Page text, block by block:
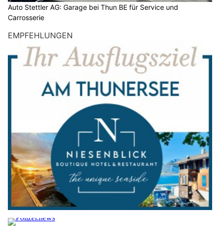
Auto Stettler AG: Garage bei Thun BE für Service und
Carrosserie
EMPFEHLUNGEN